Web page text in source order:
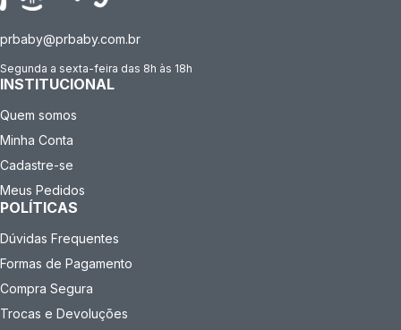
prbaby@prbaby.com.br
Segunda a sexta-feira das 8h às 18h
INSTITUCIONAL
Quem somos
Minha Conta
Cadastre-se
Meus Pedidos
POLÍTICAS
Dúvidas Frequentes
Formas de Pagamento
Compra Segura
Trocas e Devoluções